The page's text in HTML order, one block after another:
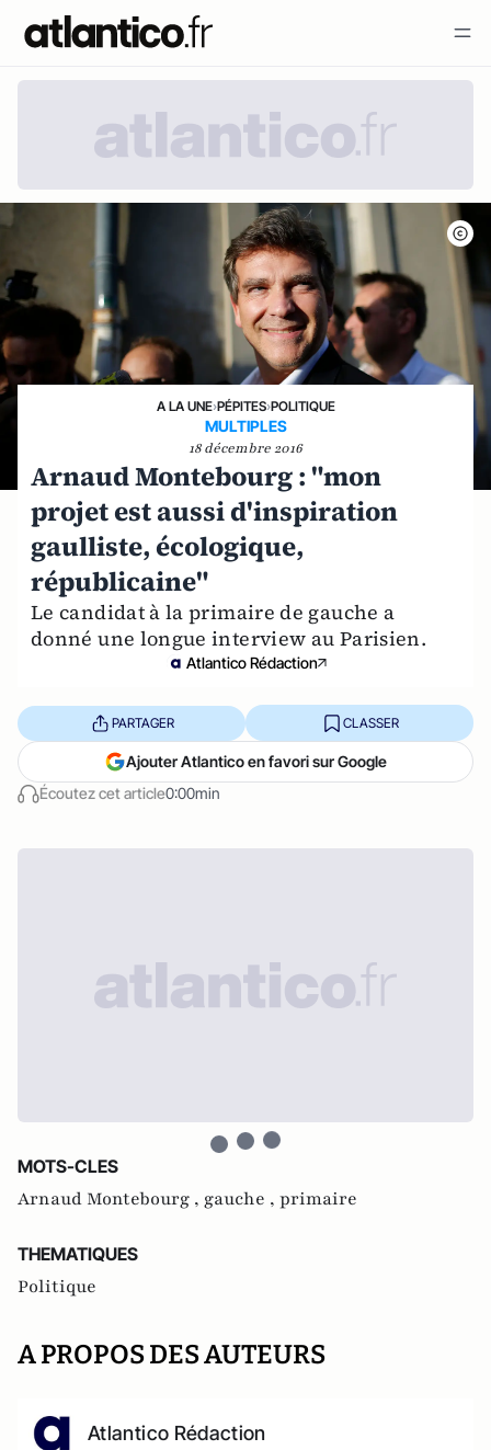
A LA UNE›PÉPITES›POLITIQUE
MULTIPLES
18 décembre 2016
Arnaud Montebourg : "mon
projet est aussi d'inspiration
gaulliste, écologique,
républicaine"
Le candidat à la primaire de gauche a
donné une longue interview au Parisien.
Atlantico Rédaction
Écoutez cet article0:00min
PARTAGER CLASSER
Ajouter Atlantico en favori sur Google
MOTS-CLES
Arnaud Montebourg , gauche , primaire
THEMATIQUES
Politique
A PROPOS DES AUTEURS
Atlantico Rédaction